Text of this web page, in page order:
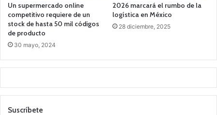
Un supermercado online
competitivo requiere de un
stock de hasta 50 mil códigos
de producto
30 mayo, 2024
2026 marcará el rumbo de la
logística en México
28 diciembre, 2025
Suscríbete